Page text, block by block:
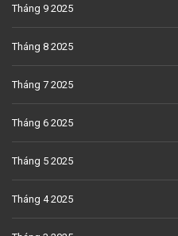
Tháng 9 2025
Tháng 8 2025
Tháng 7 2025
Tháng 6 2025
Tháng 5 2025
Tháng 4 2025